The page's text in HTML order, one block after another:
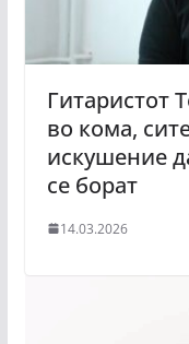
Гитаристот
во кома,
искушение
се борат
14.03.2026